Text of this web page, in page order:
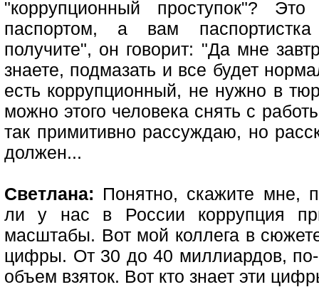
"коррупционный проступок"?
паспортом, а вам
получите", он говорит: "Да мне
знаете, подмазать и все будет
есть коррупционный, не нужно в
можно этого человека снять с
так примитивно рассуждаю, но
должен...
Светлана: Понятно, скажите мне,
ли у нас в России коррупция
масштабы. Вот мой коллега в
цифры. От 30 до 40 миллиардов, по-
объем взяток. Вот кто знает эти